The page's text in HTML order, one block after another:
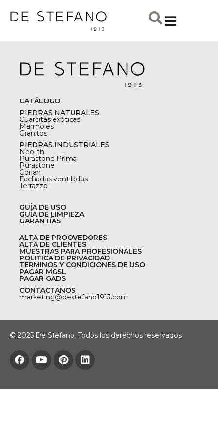
CATÁLOGO
PIEDRAS NATURALES
Cuarcitas exóticas
Marmoles
Granitos
PIEDRAS INDUSTRIALES
Neolith
Purastone Prima
Purastone
Corian
Fachadas ventiladas
Terrazzo
GUÍA DE USO
GUÍA DE LIMPIEZA
GARANTÍAS
ALTA DE PROOVEDORES
ALTA DE CLIENTES
MUESTRAS PARA PROFESIONALES
POLITICA DE PRIVACIDAD
TERMINOS Y CONDICIONES DE USO
PAGAR MGSL
PAGAR GADS
CONTACTANOS
marketing@destefano1913.com
© 2025 De Stefano. Todos los derechos reservados.